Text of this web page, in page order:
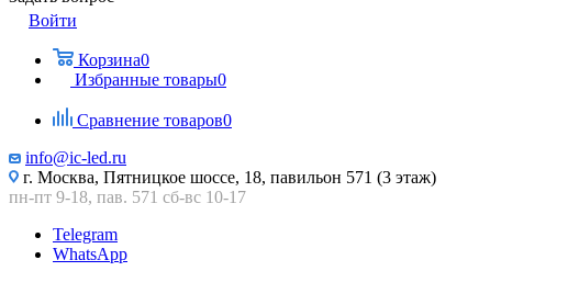
Войти
Корзина0
Избранные товары0
Сравнение товаров0
info@ic-led.ru
г. Москва, Пятницкое шоссе, 18, павильон 571 (3 этаж)
пн-пт 9-18, пав. 571 сб-вс 10-17
Telegram
WhatsApp